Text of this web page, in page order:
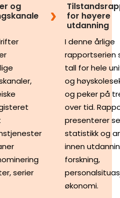
og
serier
for høyere
utdanning
I denne årlige
rapportserien
tall for hele
og
og peker på
over tid.
presenterer
statistikk og
innen
forskning,
økonomi.